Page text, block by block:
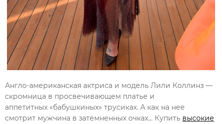
Англо-американская актриса и модель Лили Коллинз —
скромница в просвечивающем платье и
аппетитных «бабушкиных» трусиках. А как на нее
смотрит мужчина в затемненных очках... Купить высокие